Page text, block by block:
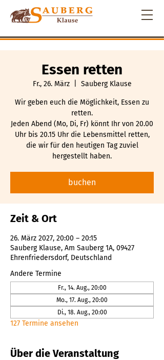
Essen retten
Fr., 26. März
  |
Sauberg Klause
Wir geben euch die Möglichkeit, Essen zu
retten.
Jeden Abend (Mo, Di, Fr) könnt Ihr von 20.00
Uhr bis 20.15 Uhr die Lebensmittel retten,
die wir für den heutigen Tag zuviel
hergestellt haben.
buchen
Zeit & Ort
26. März 2027, 20:00 – 20:15
Sauberg Klause, Am Sauberg 1A, 09427
Ehrenfriedersdorf, Deutschland
Andere Termine
Fr., 14. Aug., 20:00
Mo., 17. Aug., 20:00
Di., 18. Aug., 20:00
127 Termine ansehen
Über die Veranstaltung